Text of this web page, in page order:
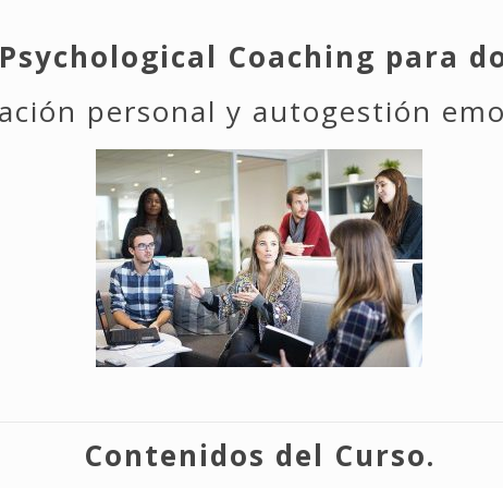
Coaching para
personal y autogestión
Contenidos del Curso.